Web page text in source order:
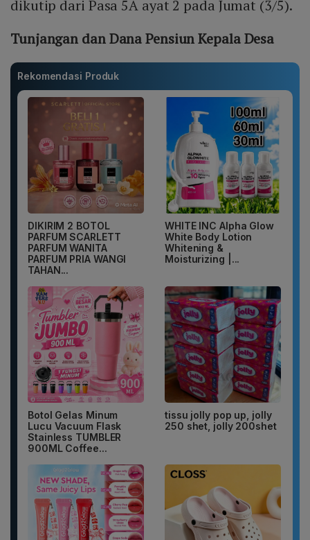
dikutip dari Pasa 5A ayat 2 pada Jumat (3/5).
Tunjangan dan Dana Pensiun Kepala Desa
Rekomendasi Produk
DIKIRIM 2 BOTOL
PARFUM SCARLETT
PARFUM WANITA
PARFUM PRIA WANGI
TAHAN...
WHITE INC Alpha Glow
White Body Lotion
Whitening &
Moisturizing |...
Botol Gelas Minum
Lucu Vacuum Flask
Stainless TUMBLER
900ML Coffee...
tissu jolly pop up, jolly
250 shet, jolly 200shet